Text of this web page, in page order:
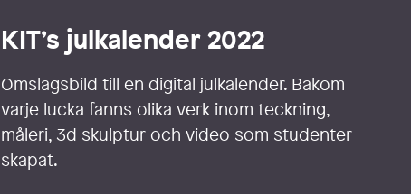
KIT’s julkalender 2022
Omslagsbild till en digital julkalender. Bakom
varje lucka fanns olika verk inom teckning,
måleri, 3d skulptur och video som studenter
skapat.